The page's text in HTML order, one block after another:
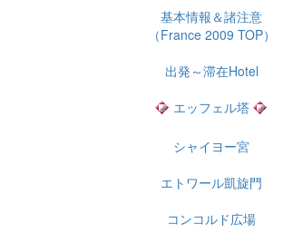
基本情報＆諸注意
（France 2009 TOP）
出発～滞在Hotel
エッフェル塔
シャイヨー宮
エトワール凱旋門
コンコルド広場